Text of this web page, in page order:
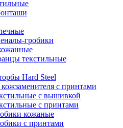
гробики
текстильные
Hard Steel
с принтами
с вышивкой
с принтами
кожаные
с принтами